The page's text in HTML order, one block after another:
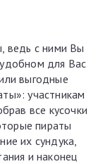
ведь с ними Вы
для Вас
выгодные
участникам
все кусочки
пираты
их сундука,
и наконец